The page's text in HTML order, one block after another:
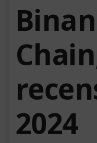
2024